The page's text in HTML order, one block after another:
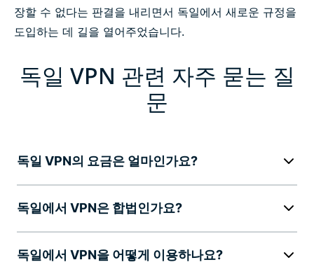
장할 수 없다는 판결을 내리면서 독일에서 새로운 규정을
도입하는 데 길을 열어주었습니다.
독일 VPN 관련 자주 묻는 질
문
독일 VPN의 요금은 얼마인가요?
독일에서 VPN은 합법인가요?
독일에서 VPN을 어떻게 이용하나요?